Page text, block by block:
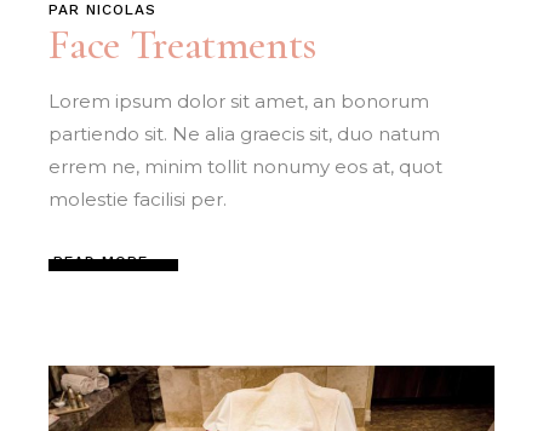
PAR NICOLAS
Face Treatments
Lorem ipsum dolor sit amet, an bonorum
partiendo sit. Ne alia graecis sit, duo natum
errem ne, minim tollit nonumy eos at, quot
molestie facilisi per.
READ MORE